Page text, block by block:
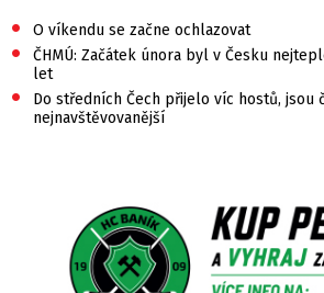
• O víkendu se začne ochlazovat
•
ČHMÚ: Začátek února byl v Česku
let
•
Do středních Čech přijelo víc hostů, jsou
nejnavštěvovanější